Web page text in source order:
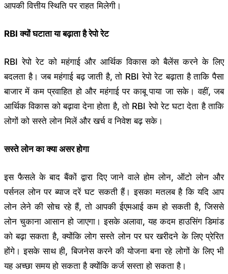
आपकी वित्तीय स्थिति पर राहत मिलेगी।
RBI क्यों घटाता या बढ़ाता है रेपो रेट
RBI रेपो रेट को महंगाई और आर्थिक विकास को बैलेंस करने के लिए
बदलता है। जब महंगाई बढ़ जाती है, तो RBI रेपो रेट बढ़ाता है ताकि पैसा
बाजार में कम प्रवाहित हो और महंगाई पर काबू पाया जा सके। वहीं, जब
आर्थिक विकास को बढ़ावा देना होता है, तो RBI रेपो रेट घटा देता है ताकि
लोगों को सस्ते लोन मिलें और खर्च व निवेश बढ़ सके।
सस्ते लोन का क्या असर होगा
इस फैसले के बाद बैंकों द्वारा दिए जाने वाले होम लोन, ऑटो लोन और
पर्सनल लोन पर ब्याज दरें घट सकती हैं। इसका मतलब है कि यदि आप
लोन लेने की सोच रहे हैं, तो आपकी ईएमआई कम हो सकती है, जिससे
लोन चुकाना आसान हो जाएगा। इसके अलावा, यह कदम हाउसिंग डिमांड
को बढ़ा सकता है, क्योंकि लोग सस्ते लोन पर घर खरीदने के लिए प्रेरित
होंगे। इसके साथ ही, बिजनेस करने की योजना बना रहे लोगों के लिए भी
यह अच्छा समय हो सकता है क्योंकि कर्ज सस्ता हो सकता है।